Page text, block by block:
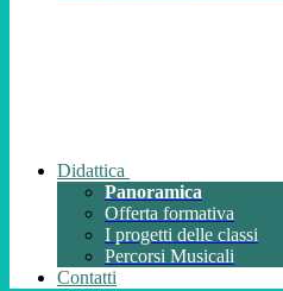
Didattica
Panoramica
Offerta formativa
I progetti delle classi
Percorsi Musicali
Contatti